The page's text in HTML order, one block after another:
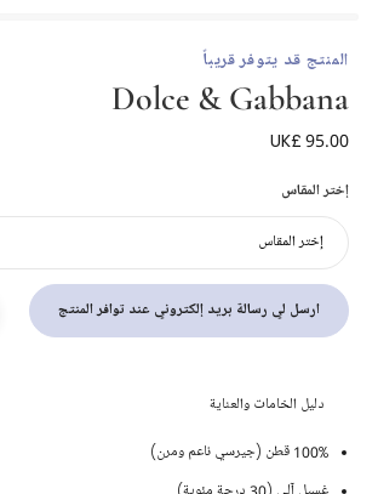
المنتج قد يتوفر قريباً
Dolce & Gabbana
تيشيرت قطن لون أسود (عدد 2)
UK£ 95.00
إختر المقاس
إختر المقاس
ارسل لي رسالة بريد إلكتروني عند توافر المنتج
دليل الخامات والعناية
100% قطن (جيرسي ناعم ومرن)